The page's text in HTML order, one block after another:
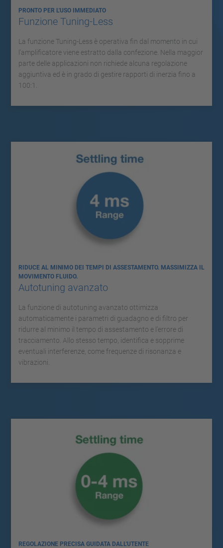
PRONTO PER L'USO IMMEDIATO
Funzione Tuning-Less
La funzione Tuning-Less è operativa fin dal momento in cui
l’amplificatore viene estratto dalla confezione. Nella maggior
parte delle applicazioni non richiede alcuna regolazione
aggiuntiva ed è in grado di gestire rapporti di inerzia fino a
100:1.
RIDUCE AL MINIMO DEI TEMPI DI ASSESTAMENTO. MASSIMIZZA IL
MOVIMENTO FLUIDO.
Autotuning avanzato
La funzione di autotuning avanzato ottimizza
automaticamente i parametri di guadagno e di filtro per
ridurre al minimo il tempo di assestamento e l’errore di
tracciamento. Allo stesso tempo, identifica e sopprime
eventuali interferenze, come frequenze di risonanza e
vibrazioni.
REGOLAZIONE PRECISA GUIDATA DALL'UTENTE